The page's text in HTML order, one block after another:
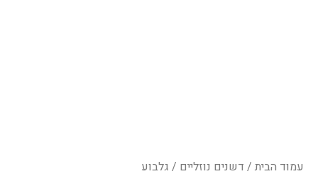
עמוד הבית / דשנים נוזליים / גלבוע